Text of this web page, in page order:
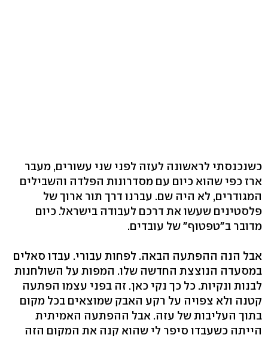
כשנכנסתי לראשונה לעזה לפני שני עשורים, מעבר
ארז כפי שהוא כיום עם מסדרונות הפלדה והשבילים
המגודרים, לא היה שם. עברנו דרך תור ארוך של
פלסטינים שעשו את דרכם לעבודה בישראל. כיום
מדובר ב"טפטוף" של עובדים.
אבל הנה ההפתעה הבאה. לפחות עבורי. עבדו סאלים
במסעדה הנוצצת החדשה שלו. המפות על השולחנות
לבנות ונקיות. כל כך נקי כאן. זה בפני עצמו הפתעה
קטנה ולא צפויה על רקע האבק שמוצאים בכל מקום
בתוך העליבות של עזה. אבל ההפתעה האמיתית
הייתה כשעבדו סיפר לי שהוא קנה את המקום הזה